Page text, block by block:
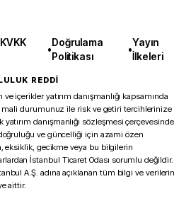
•
Doğrulama
Politikası
•
Yayın
İlkeleri
REDDİ
içerikler yatırım danışmanlığı kapsamında
mali durumunuz ile risk ve getiri tercihlerinize
danışmanlığı sözleşmesi çerçevesinde
ve güncelliği için azami özen
eksiklik, gecikme veya bu bilgilerin
İstanbul Ticaret Odası sorumlu değildir.
A.Ş. adına açıklanan tüm bilgi ve verilerin
aittir.